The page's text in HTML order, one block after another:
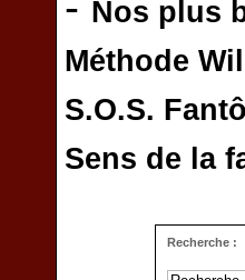
Nos plus
Méthode
S.O.S.
Sens de la
Recherche :